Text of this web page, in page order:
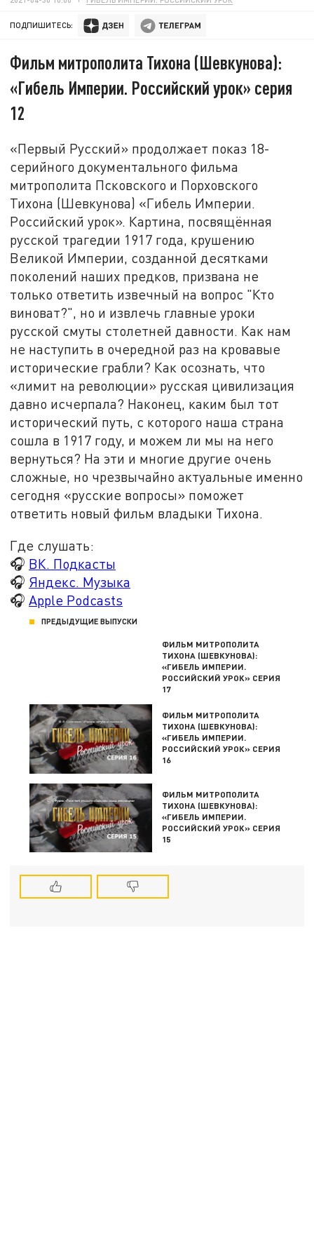
ПОДПИШИТЕСЬ:
Фильм митрополита Тихона (Шевкунова):
«Гибель Империи. Российский урок» серия
12
«Первый Русский» продолжает показ 18-
серийного документального фильма
митрополита Псковского и Порховского
Тихона (Шевкунова) «Гибель Империи.
Российский урок». Картина, посвящённая
русской трагедии 1917 года, крушению
Великой Империи, созданной десятками
поколений наших предков, призвана не
только ответить извечный на вопрос "Кто
виноват?", но и извлечь главные уроки
русской смуты столетней давности. Как нам
не наступить в очередной раз на кровавые
исторические грабли? Как осознать, что
«лимит на революции» русская цивилизация
давно исчерпала? Наконец, каким был тот
исторический путь, с которого наша страна
сошла в 1917 году, и можем ли мы на него
вернуться? На эти и многие другие очень
сложные, но чрезвычайно актуальные именно
сегодня «русские вопросы» поможет
ответить новый фильм владыки Тихона.
Где слушать:
🎧 ВК. Подкасты
🎧 Яндекс. Музыка
🎧 Apple Podcasts
ПРЕДЫДУЩИЕ ВЫПУСКИ
ФИЛЬМ МИТРОПОЛИТА
ТИХОНА (ШЕВКУНОВА):
«ГИБЕЛЬ ИМПЕРИИ.
РОССИЙСКИЙ УРОК» СЕРИЯ
17
ФИЛЬМ МИТРОПОЛИТА
ТИХОНА (ШЕВКУНОВА):
«ГИБЕЛЬ ИМПЕРИИ.
РОССИЙСКИЙ УРОК» СЕРИЯ
16
ФИЛЬМ МИТРОПОЛИТА
ТИХОНА (ШЕВКУНОВА):
«ГИБЕЛЬ ИМПЕРИИ.
РОССИЙСКИЙ УРОК» СЕРИЯ
15